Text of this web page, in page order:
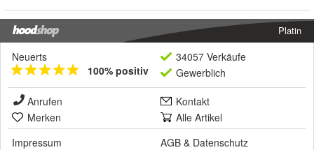
Platin
Neuerts
100% positiv
34057 Verkäufe
Gewerblich
Anrufen
Kontakt
Merken
Alle Artikel
Impressum
AGB & Datenschutz